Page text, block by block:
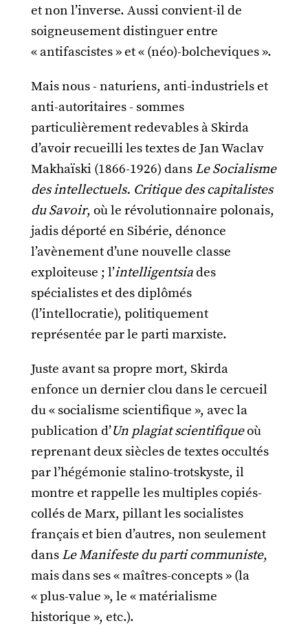
et non l’inverse. Aussi convient-il de
soigneusement distinguer entre
« antifascistes » et « (néo)-bolcheviques ».
Mais nous - naturiens, anti-industriels et
anti-autoritaires - sommes
particulièrement redevables à Skirda
d’avoir recueilli les textes de Jan Waclav
Makhaïski (1866-1926) dansLe Socialisme
des intellectuels. Critique des capitalistes
du Savoir, où le révolutionnaire polonais,
jadis déporté en Sibérie, dénonce
l’avènement d’une nouvelle classe
exploiteuse ; l’intelligentsiades
spécialistes et des diplômés
(l’intellocratie), politiquement
représentée par le parti marxiste.
Juste avant sa propre mort, Skirda
enfonce un dernier clou dans le cercueil
du « socialisme scientifique », avec la
publication d’Un plagiat scientifiqueoù
reprenant deux siècles de textes occultés
par l’hégémonie stalino-trotskyste, il
montre et rappelle les multiples copiés-
collés de Marx, pillant les socialistes
français et bien d’autres, non seulement
dansLe Manifeste du parti communiste,
mais dans ses « maîtres-concepts » (la
« plus-value », le « matérialisme
historique », etc.).